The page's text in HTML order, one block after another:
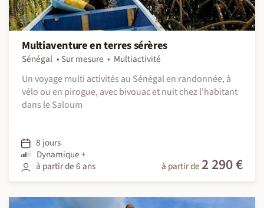
Multiaventure en terres sérères
Sénégal Sur mesure
Multiactivité
Un voyage multi activités au Sénégal en randonnée, à
vélo ou en pirogue, avec bivouac et nuit chez l'habitant
dans le Saloum
8 jours
Dynamique +
à partir de 6 ans
à partir de 2 290 €